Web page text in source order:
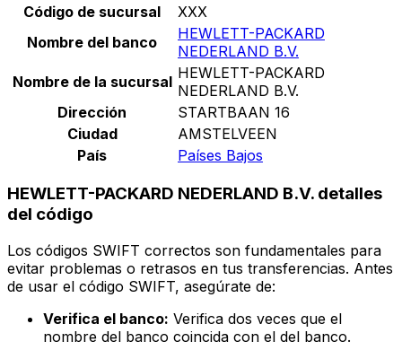
Código de sucursal
XXX
Nombre del banco
HEWLETT-PACKARD
NEDERLAND B.V.
Nombre de la sucursal HEWLETT-PACKARD
NEDERLAND B.V.
Dirección
STARTBAAN 16
Ciudad
AMSTELVEEN
País
Países Bajos
HEWLETT-PACKARD NEDERLAND B.V. detalles
del código
Los códigos SWIFT correctos son fundamentales para
evitar problemas o retrasos en tus transferencias. Antes
de usar el código SWIFT, asegúrate de:
Verifica el banco: Verifica dos veces que el
nombre del banco coincida con el del banco.